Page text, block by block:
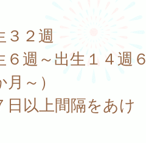
３２週
６週～出生１４週６
～）
日以上間隔をあけ